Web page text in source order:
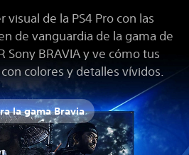
visual de la PS4 Pro con las
de vanguardia de la gama de
Sony BRAVIA y ve cómo tus
colores y detalles vívidos.
la gama Bravia